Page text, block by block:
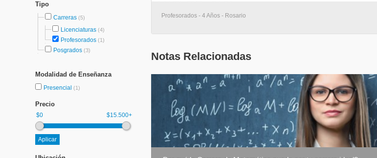
Tipo
Carreras (5)
Licenciaturas (4)
Profesorados (1)
Posgrados (3)
Modalidad de Enseñanza
Presencial (1)
Precio
$0 $15.500+
Profesorados - 4 Años - Rosario
Notas Relacionadas